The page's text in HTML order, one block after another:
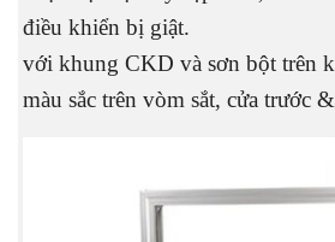
điều khiển bị giật.
với khung CKD và sơn bột trên
màu sắc trên vòm sắt, cửa trước